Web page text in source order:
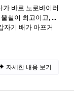
가 바로 노로바이러
철이 최고이고, ...
자기 배가 아프거
자세한 내용 보기